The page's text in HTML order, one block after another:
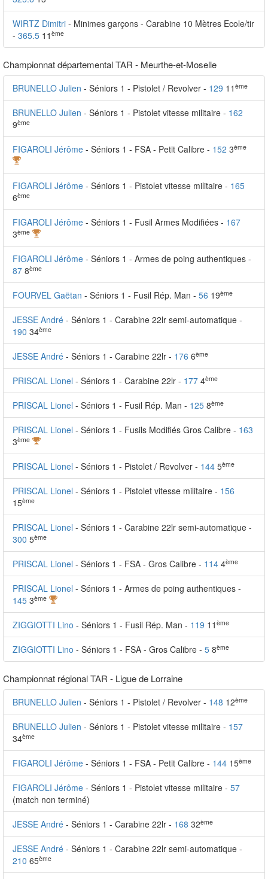
WIRTZ Dimitri - Minimes garçons - Carabine 10 Mètres Ecole/tir
- 365.5 11 ème
Championnat départemental TAR - Meurthe-et-Moselle
BRUNELLO Julien - Séniors 1 - Pistolet / Revolver - 129 11 ème
BRUNELLO Julien - Séniors 1 - Pistolet vitesse militaire - 162
9ème
FIGAROLI Jérôme - Séniors 1 - FSA - Petit Calibre - 152 3ème
FIGAROLI Jérôme - Séniors 1 - Pistolet vitesse militaire - 165
6ème
FIGAROLI Jérôme - Séniors 1 - Fusil Armes Modifiées - 167
3ème
FIGAROLI Jérôme - Séniors 1 - Armes de poing authentiques -
87 8ème
FOURVEL Gaëtan - Séniors 1 - Fusil Rép. Man - 56 19ème
JESSE André - Séniors 1 - Carabine 22lr semi-automatique -
190 34ème
JESSE André - Séniors 1 - Carabine 22lr - 176 6ème
PRISCAL Lionel - Séniors 1 - Carabine 22lr - 177 4ème
PRISCAL Lionel - Séniors 1 - Fusil Rép. Man - 125 8ème
PRISCAL Lionel - Séniors 1 - Fusils Modifiés Gros Calibre - 163
3ème
PRISCAL Lionel - Séniors 1 - Pistolet / Revolver - 144 5ème
PRISCAL Lionel - Séniors 1 - Pistolet vitesse militaire - 156
15ème
PRISCAL Lionel - Séniors 1 - Carabine 22lr semi-automatique -
300 5ème
PRISCAL Lionel - Séniors 1 - FSA - Gros Calibre - 114 4ème
PRISCAL Lionel - Séniors 1 - Armes de poing authentiques -
145 3ème
ZIGGIOTTI Lino - Séniors 1 - Fusil Rép. Man - 119 11 ème
ZIGGIOTTI Lino - Séniors 1 - FSA - Gros Calibre - 5 8ème
Championnat régional TAR - Ligue de Lorraine
BRUNELLO Julien - Séniors 1 - Pistolet / Revolver - 148 12ème
BRUNELLO Julien - Séniors 1 - Pistolet vitesse militaire - 157
34ème
FIGAROLI Jérôme - Séniors 1 - FSA - Petit Calibre - 144 15ème
FIGAROLI Jérôme - Séniors 1 - Pistolet vitesse militaire - 57
(match non terminé)
JESSE André - Séniors 1 - Carabine 22lr - 168 32ème
JESSE André - Séniors 1 - Carabine 22lr semi-automatique -
210 65ème